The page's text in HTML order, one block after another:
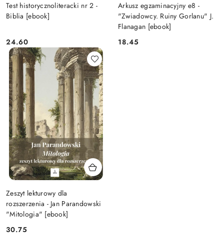
Test historycznoliteracki nr 2 -
Biblia [ebook]
Cena:
24.60
Arkusz egzaminacyjny e8 -
"Zwiadowcy. Ruiny Gorlanu" J.
Flanagan [ebook]
Cena:
18.45
Zeszyt lekturowy dla
rozszerzenia - Jan Parandowski
"Mitologia" [ebook]
Cena:
30.75